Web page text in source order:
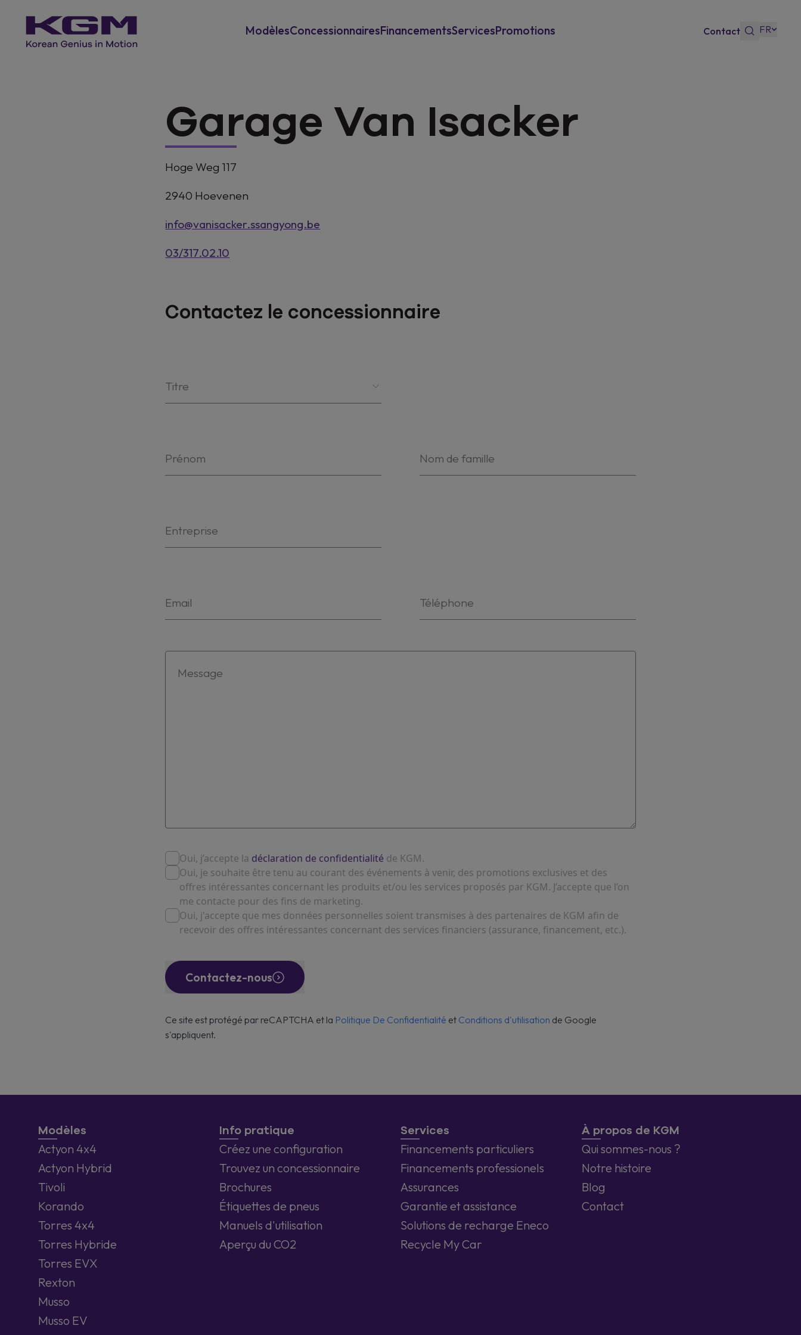
ModèlesConcessionnairesFinancements
Pour les professionels
Services
Garantie & assistance
Assurances
Promotions
New Musso
Contact FR
Garage Van Isacker
Hoge Weg 117
2940 Hoevenen
info@vanisacker.ssangyong.be
03/317.02.10
Contactez le concessionnaire
Titre
Oui, j’accepte la déclaration de confidentialité de KGM.
Oui, je souhaite être tenu au courant des événements à venir, des promotions exclusives et des
offres intéressantes concernant les produits et/ou les services proposés par KGM. J’accepte que l’on
me contacte pour des fins de marketing.
Oui, j'accepte que mes données personnelles soient transmises à des partenaires de KGM afin de
recevoir des offres intéressantes concernant des services financiers (assurance, financement, etc.).
Contactez-nous
Ce site est protégé par reCAPTCHA et la Politique De Confidentialité et Conditions d'utilisation de Google
s'appliquent.
Modèles
Actyon 4x4
Actyon Hybrid
Tivoli
Korando
Torres 4x4
Torres Hybride
Torres EVX
Rexton
Musso
Musso EV
Info pratique
Créez une configuration
Trouvez un concessionnaire
Brochures
Étiquettes de pneus
Manuels d'utilisation
Aperçu du CO2
Services
Financements particuliers
Financements professionels
Assurances
Garantie et assistance
Solutions de recharge Eneco
Recycle My Car
À propos de KGM
Qui sommes-nous ?
Notre histoire
Blog
Contact